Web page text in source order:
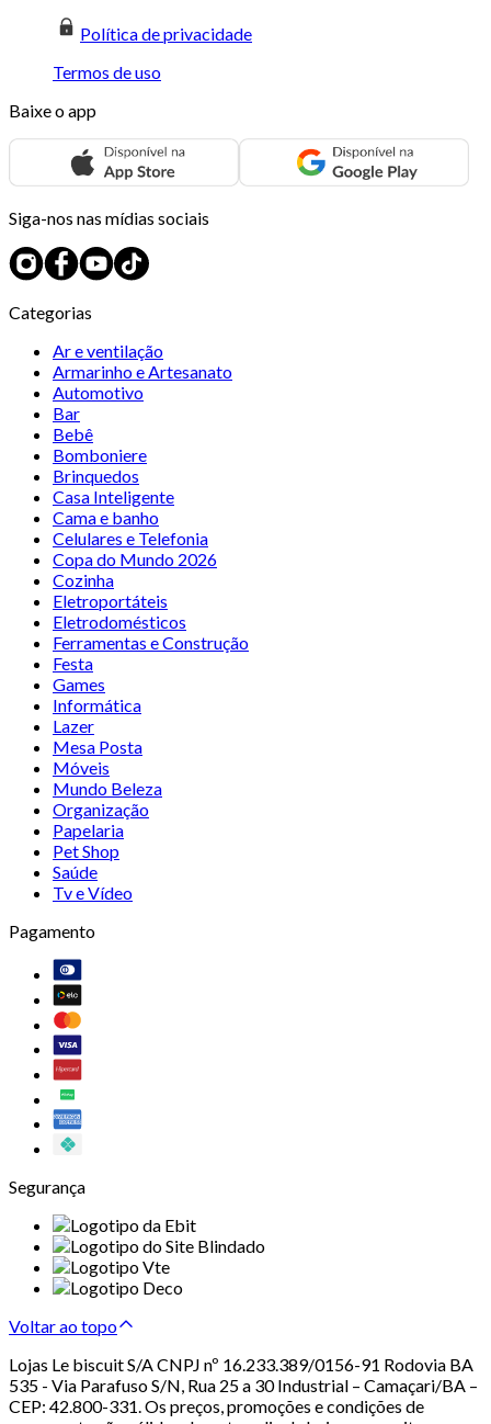
Política de privacidade
Termos de uso
Baixe o app
Siga-nos nas mídias sociais
Categorias
Ar e ventilação
Armarinho e Artesanato
Automotivo
Bar
Bebê
Bomboniere
Brinquedos
Casa Inteligente
Cama e banho
Celulares e Telefonia
Copa do Mundo 2026
Cozinha
Eletroportáteis
Eletrodomésticos
Ferramentas e Construção
Festa
Games
Informática
Lazer
Mesa Posta
Móveis
Mundo Beleza
Organização
Papelaria
Pet Shop
Saúde
Tv e Vídeo
Pagamento
Segurança
Voltar ao topo
Lojas Le biscuit S/A CNPJ nº 16.233.389/0156-91 Rodovia BA
535 - Via Parafuso S/N, Rua 25 a 30 Industrial – Camaçari/BA –
CEP: 42.800-331. Os preços, promoções e condições de